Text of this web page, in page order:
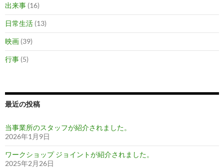
出来事 (16)
日常生活 (13)
映画 (39)
行事 (5)
最近の投稿
当事業所のスタッフが紹介されました。
2026年1月9日
ワークショップ ジョイントが紹介されました。
2025年2月26日